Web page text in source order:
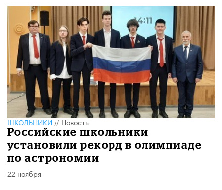
ШКОЛЬНИКИ//Новость
Российские школьники
установили рекорд в олимпиаде
по астрономии
22 ноября